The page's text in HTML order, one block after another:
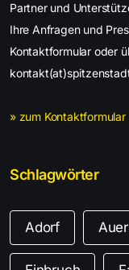
Partner und
Ihre Anfragen und
Kontaktformular oder
» zum Kontaktformular
Schlagwörter
Adorf